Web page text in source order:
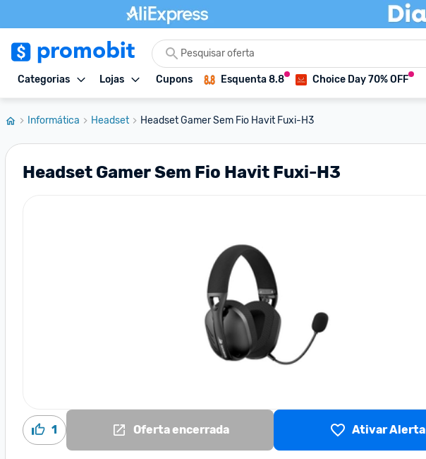
Categorias Lojas Cupons Esquenta 8.8 Choice Day 70% OFF
Informática Headset Headset Gamer Sem Fio Havit Fuxi-H3
Headset Gamer Sem Fio Havit Fuxi-H3
1 Oferta encerrada Ativar Alerta